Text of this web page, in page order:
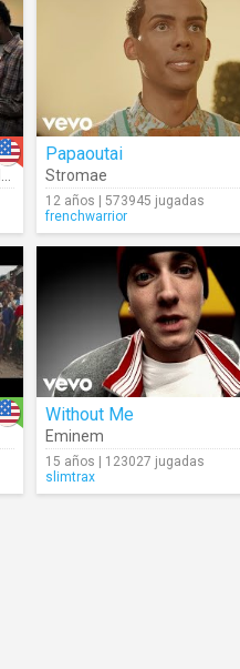
Papaoutai
Stromae
12 años | 573945 jugadas
frenchwarrior
Without Me
Eminem
15 años | 123027 jugadas
slimtrax